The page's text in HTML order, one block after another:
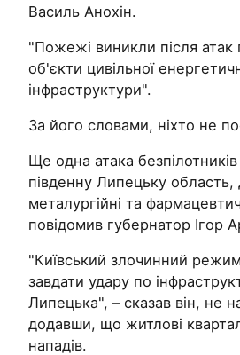
Василь Анохін.
"Пожежі виникли після атак
об'єкти цивільної
інфраструктури".
За його словами, ніхто не
Ще одна атака
південну Липецьку область,
металургійні та
повідомив губернатор Ігор
"Київський злочинний
завдати удару по
Липецька", – сказав він, не
додавши, що житлові
нападів.